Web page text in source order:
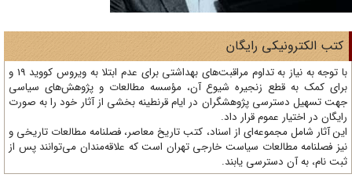
الکترونیکی رایگان
با توجه به نیاز به تداوم مراقبت‌های بهداشتی برای عدم ابتلا به ویروس کووید 19 و
کمک به قطع زنجیره شیوع آن، مؤسسه مطالعات و پژوهش‌های سیاسی
تسهیل دسترسی پژوهشگران در ایام قرنطینه بخشی از آثار خود را به صورت
در اختیار عموم قرار داد.
آثار شامل مجموعه‌ای از اسناد، کتب تاریخ معاصر، فصلنامه‌ مطالعات تاریخی و
فصلنامه مطالعات سیاست خارجی تهران است که علاقه‌مندان می‌توانند پس از
نام، به آن دسترسی یابند.